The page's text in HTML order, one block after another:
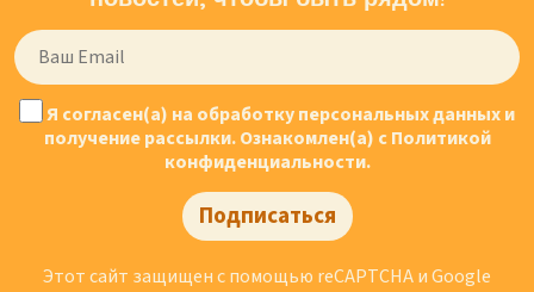
Я согласен(а) на обработку персональных данных и
получение рассылки. Ознакомлен(а) с Политикой
конфиденциальности.
Подписаться
Этот сайт защищен с помощью reCAPTCHA и Google